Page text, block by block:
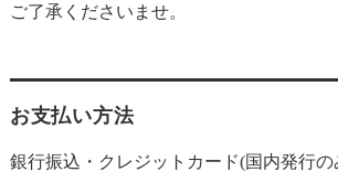
ご了承くださいませ。
お支払い方法
銀行振込・クレジットカード(国内発行